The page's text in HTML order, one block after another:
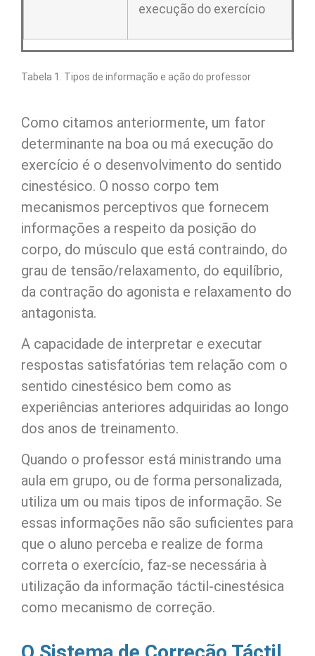
execução do exercício
Tabela 1. Tipos de informação e ação do professor
Como citamos anteriormente, um fator
determinante na boa ou má execução do
exercício é o desenvolvimento do sentido
cinestésico. O nosso corpo tem
mecanismos perceptivos que fornecem
informações a respeito da posição do
corpo, do músculo que está contraindo, do
grau de tensão/relaxamento, do equilíbrio,
da contração do agonista e relaxamento do
antagonista.
A capacidade de interpretar e executar
respostas satisfatórias tem relação com o
sentido cinestésico bem como as
experiências anteriores adquiridas ao longo
dos anos de treinamento.
Quando o professor está ministrando uma
aula em grupo, ou de forma personalizada,
utiliza um ou mais tipos de informação. Se
essas informações não são suficientes para
que o aluno perceba e realize de forma
correta o exercício, faz-se necessária à
utilização da informação táctil-cinestésica
como mecanismo de correção.